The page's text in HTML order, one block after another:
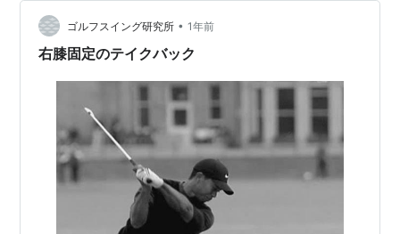
ゴルフスイング研究所 • 1年前
右膝固定のテイクバック